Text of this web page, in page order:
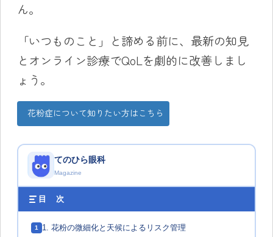
ん。
「いつものこと」と諦める前に、最新の知見
とオンライン診療でQoLを劇的に改善しまし
ょう。
花粉症について知りたい方はこちら
てのひら眼科
Magazine
目 次
1 1. 花粉の微細化と天候によるリスク管理